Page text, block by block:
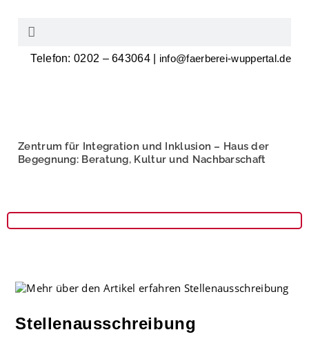
Telefon: 0202 – 643064 | info@faerberei-wuppertal.de
Zentrum für Integration und Inklusion – Haus der
Begegnung: Beratung, Kultur und Nachbarschaft
Stellenausschreibung